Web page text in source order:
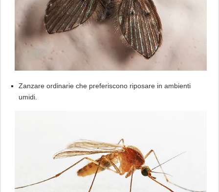
Zanzare ordinarie che preferiscono riposare in ambienti
umidi.